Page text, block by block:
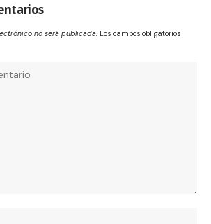
no será publicada. Los campos obligatorios